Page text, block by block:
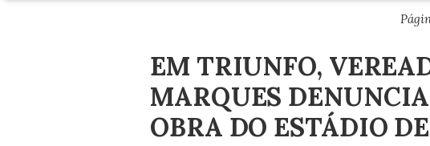
EM TRIUNFO,
MARQUES
OBRA DO ESTÁDIO